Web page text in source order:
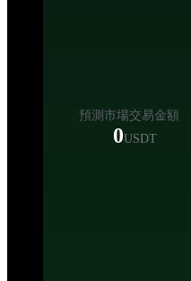
預測市場交易金額
0USDT